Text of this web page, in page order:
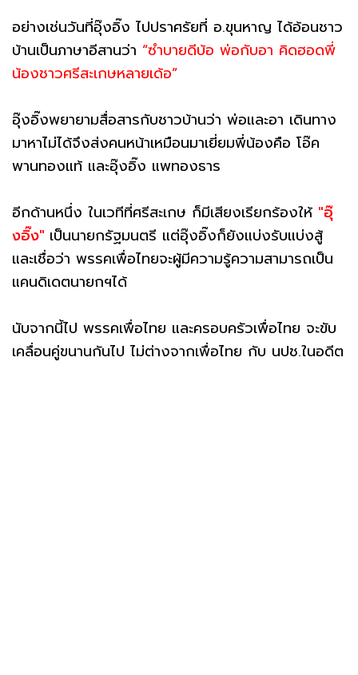
อย่างเช่นวันที่อุ๊งอิ๊ง ไปปราศรัยที่ อ.ขุนหาญ ได้อ้อนชาว
บ้านเป็นภาษาอีสานว่า “ซำบายดีบ้อ พ่อกับอา คิดฮอดพี่
น้องชาวศรีสะเกษหลายเด้อ”
อุ๊งอิ๊งพยายามสื่อสารกับชาวบ้านว่า พ่อและอา เดินทาง
มาหาไม่ได้จึงส่งคนหน้าเหมือนมาเยี่ยมพี่น้องคือ โอ๊ค
พานทองแท้ และอุ๊งอิ๊ง แพทองธาร
อีกด้านหนึ่ง ในเวทีที่ศรีสะเกษ ก็มีเสียงเรียกร้องให้ "อุ๊
งอิ๊ง" เป็นนายกรัฐมนตรี แต่อุ๊งอิ๊งก็ยังแบ่งรับแบ่งสู้
และเชื่อว่า พรรคเพื่อไทยจะผู้มีความรู้ความสามารถเป็น
แคนดิเดตนายกฯได้
นับจากนี้ไป พรรคเพื่อไทย และครอบครัวเพื่อไทย จะขับ
เคลื่อนคู่ขนานกันไป ไม่ต่างจากเพื่อไทย กับ นปช.ในอดีต